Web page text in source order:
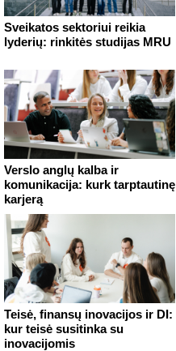
Sveikatos sektoriui reikia
lyderių: rinkitės studijas MRU
Verslo anglų kalba ir
komunikacija: kurk tarptautinę
karjerą
Teisė, finansų inovacijos ir DI:
kur teisė susitinka su
inovacijomis